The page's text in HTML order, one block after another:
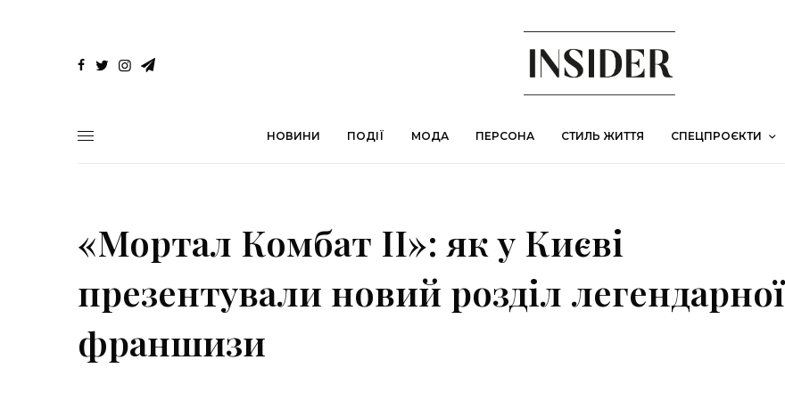
НОВИНИ ПОДІЇ МОДА ПЕРСОНА СТИЛЬ ЖИТТЯ СПЕЦПРОЄКТИ
«Мортал Комбат II»: як у Києві
презентували новий розділ легендарної
франшизи